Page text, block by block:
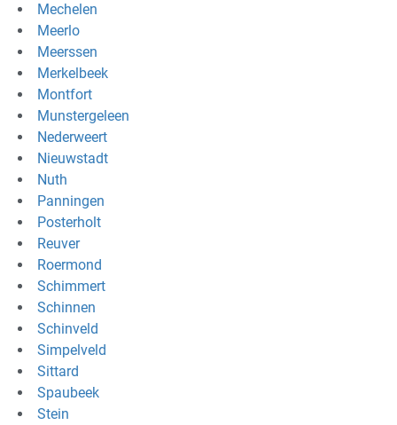
Mechelen
Meerlo
Meerssen
Merkelbeek
Montfort
Munstergeleen
Nederweert
Nieuwstadt
Nuth
Panningen
Posterholt
Reuver
Roermond
Schimmert
Schinnen
Schinveld
Simpelveld
Sittard
Spaubeek
Stein